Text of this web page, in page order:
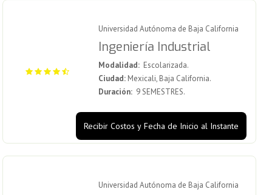
Universidad Autónoma de Baja California
Ingeniería Industrial
Modalidad:Escolarizada.
Ciudad:Mexicali, Baja California.
Duración:9 SEMESTRES.
Recibir Costos y Fecha de Inicio al Instante
Universidad Autónoma de Baja California